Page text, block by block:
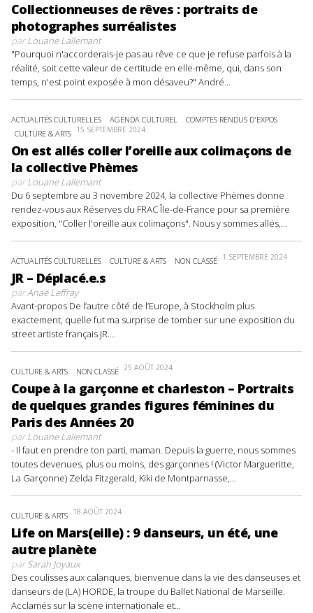
Collectionneuses de rêves : portraits de
photographes surréalistes
parLouane Lallemant
"Pourquoi n'accorderais-je pas au rêve ce que je refuse parfois à la
réalité, soit cette valeur de certitude en elle-même, qui, dans son
temps, n'est point exposée à mon désaveu?" André...
ACTUALITÉS CULTURELLES AGENDA CULTUREL
COMPTES RENDUS D'EXPOS
CULTURE & ARTS 15 SEPTEMBRE 2024
On est allés coller l’oreille aux colimaçons de
la collective Phèmes
parLouane Lallemant
Du 6 septembre au 3 novembre 2024, la collective Phèmes donne
rendez-vous aux Réserves du FRAC Île-de-France pour sa première
exposition, "Coller l'oreille aux colimaçons". Nous y sommes allés,...
ACTUALITÉS CULTURELLES CULTURE & ARTS NON CLASSÉ 1 SEPTEMBRE 2024
JR – Déplacé.e.s
parAnaë Leffray
Avant-propos De l’autre côté de l’Europe, à Stockholm plus
exactement, quelle fut ma surprise de tomber sur une exposition du
street artiste français JR....
CULTURE & ARTS NON CLASSÉ 25 AOÛT 2024
Coupe à la garçonne et charleston – Portraits
de quelques grandes figures féminines du
Paris des Années 20
parLouane Lallemant
- Il faut en prendre ton parti, maman. Depuis la guerre, nous sommes
toutes devenues, plus ou moins, des garçonnes ! (Victor Margueritte,
La Garçonne) Zelda Fitzgerald, Kiki de Montparnasse,...
CULTURE & ARTS 18 AOÛT 2024
Life on Mars(eille) : 9 danseurs, un été, une
autre planète
parSarah Joyaux
Des coulisses aux calanques, bienvenue dans la vie des danseuses et
danseurs de (LA) HORDE, la troupe du Ballet National de Marseille.
Acclamés sur la scène internationale et...